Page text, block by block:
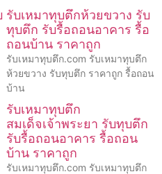
รับเหมาทุบตึกห้วยขวาง รับ
ทุบตึก รับรื้อถอนอาคาร รื้อ
ถอนบ้าน ราคาถูก
รับเหมาทุบตึก.com รับเหมาทุบตึก
ห้วยขวาง รับทุบตึก ราคาถูก รื้อถอน
บ้าน
รับเหมาทุบตึก
สมเด็จเจ้าพระยา รับทุบตึก
รับรื้อถอนอาคาร รื้อถอน
บ้าน ราคาถูก
รับเหมาทุบตึก.com รับเหมาทุบตึก